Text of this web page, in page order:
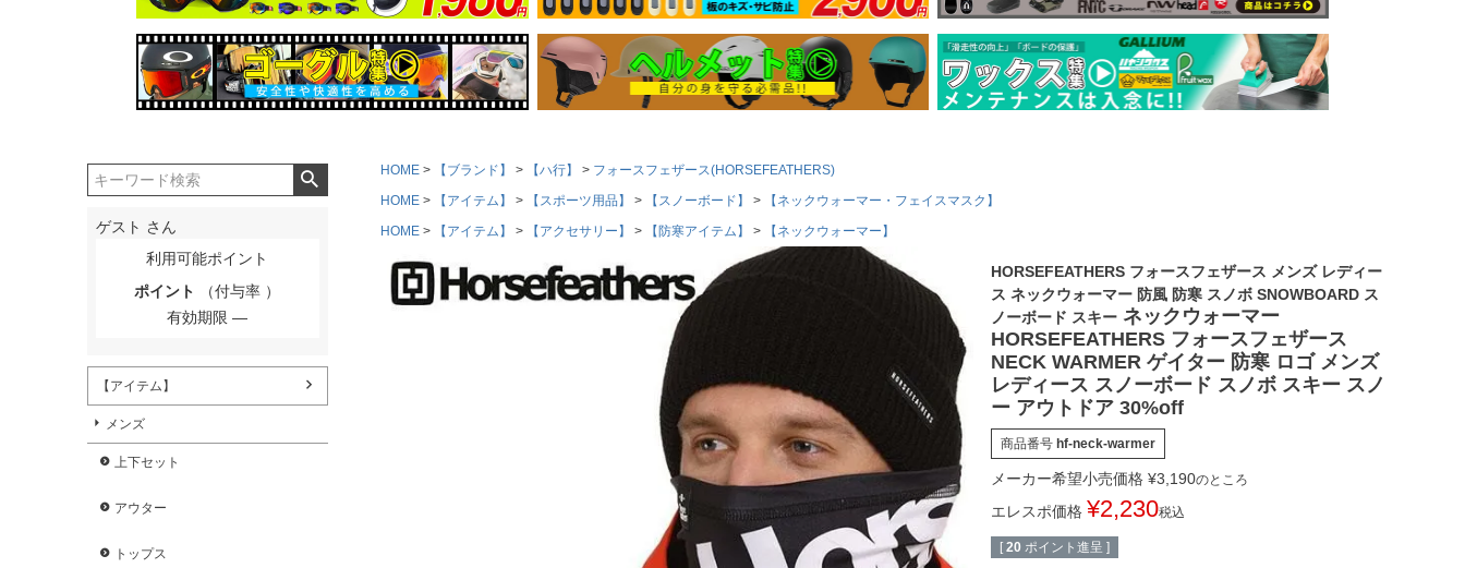
ゲスト さん
利用可能ポイント
ポイント
（付与率 ）
有効期限
【アイテム】
メンズ
上下セット
アウター
トップス
HOME 【ブランド】 【ハ行】
フォースフェザース(HORSEFEATHERS)
HOME
【アイテム】 【スポーツ用品】 【スノーボード】
【ネックウォーマー・フェイスマスク】
HOME
【アイテム】 【アクセサリー】 【防寒アイテム】 【ネックウォーマー】
HORSEFEATHERS フォースフェザース メンズ レディー
ス ネックウォーマー 防風 防寒 スノボ SNOWBOARD ス
ノーボード スキー ネックウォーマー
HORSEFEATHERS フォースフェザース
NECK WARMER ゲイター 防寒 ロゴ メンズ
レディース スノーボード スノボ スキー スノ
ー アウトドア 30%off
商品番号 hf-neck-warmer
メーカー希望小売価格 ¥3,190のところ
エレスポ価格 ¥2,230税込
[ 20 ポイント進呈 ]